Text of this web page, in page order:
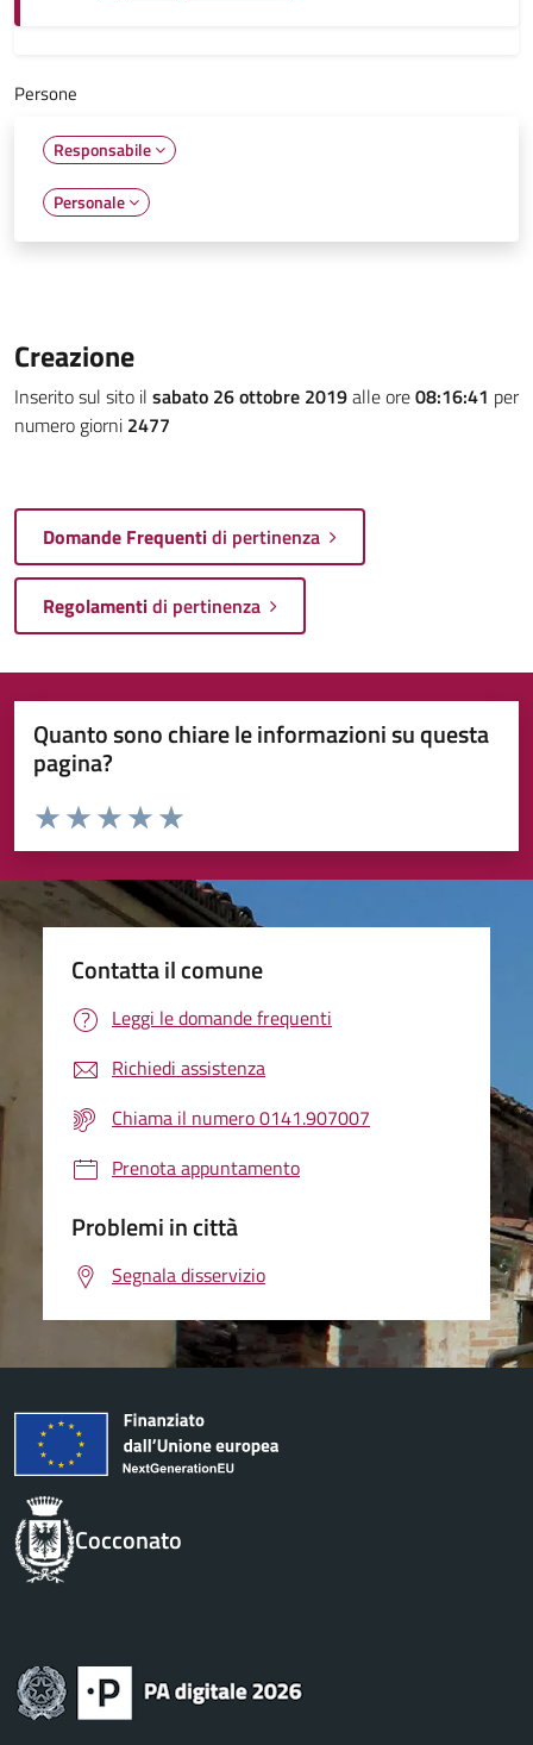
Persone
Responsabile
Personale
Creazione
Inserito sul sito il sabato 26 ottobre 2019alle ore08:16:41 per
numero giorni 2477
Domande Frequentidi pertinenza
Regolamentidi pertinenza
Quanto sono chiare le informazioni su questa
pagina?
Valuta da 1 a 5 stelle la pagina
Valuta 5 stelle su 5
Valuta 4 stelle su 5
Valuta 3 stelle su 5
Valuta 2 stelle su 5
Valuta 1 stelle su 5
Contatta il comune
Leggi le domande frequenti
Richiedi assistenza
Chiama il numero 0141.907007
Prenota appuntamento
Problemi in città
Segnala disservizio
Cocconato